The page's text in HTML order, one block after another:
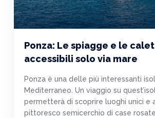
Ponza: Le spiagge e le
accessibili solo via mare
Ponza è una delle più interessanti
Mediterraneo. Un viaggio su
permetterà di scoprire luoghi unici e
pittoresco semicerchio di case